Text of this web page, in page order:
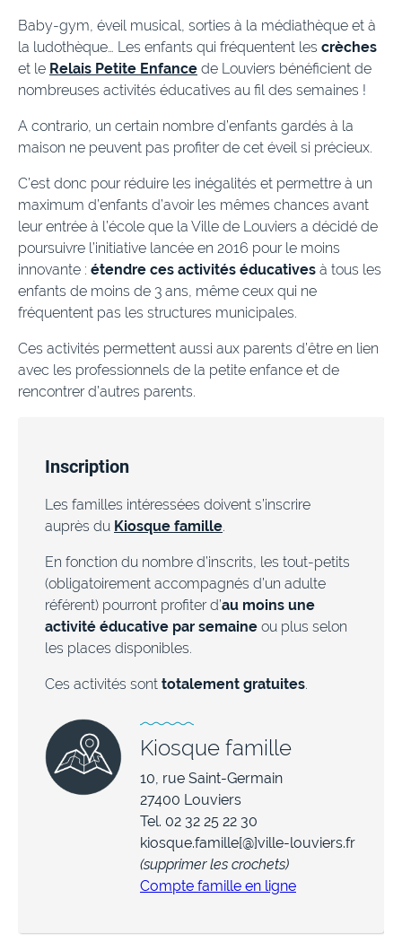
Baby-gym, éveil musical, sorties à la médiathèque et à
la ludothèque… Les enfants qui fréquentent les crèches
et le Relais Petite Enfance de Louviers bénéficient de
nombreuses activités éducatives au fil des semaines !
A contrario, un certain nombre d’enfants gardés à la
maison ne peuvent pas profiter de cet éveil si précieux.
C’est donc pour réduire les inégalités et permettre à un
maximum d’enfants d’avoir les mêmes chances avant
leur entrée à l’école que la Ville de Louviers a décidé de
poursuivre l’initiative lancée en 2016 pour le moins
innovante : étendre ces activités éducatives à tous les
enfants de moins de 3 ans, même ceux qui ne
fréquentent pas les structures municipales.
Ces activités permettent aussi aux parents d’être en lien
avec les professionnels de la petite enfance et de
rencontrer d’autres parents.
Inscription
Les familles intéressées doivent s’inscrire
auprès du Kiosque famille.
En fonction du nombre d’inscrits, les tout-petits
(obligatoirement accompagnés d’un adulte
référent) pourront profiter d’au moins une
activité éducative par semaine ou plus selon
les places disponibles.
Ces activités sont totalement gratuites.
Kiosque famille
10, rue Saint-Germain
27400 Louviers
Tel. 02 32 25 22 30
kiosque.famille[@]ville-louviers.fr
(supprimer les crochets)
Compte famille en ligne